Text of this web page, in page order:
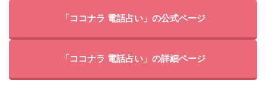
「ココナラ 電話占い」の公式ページ
「ココナラ 電話占い」の詳細ページ